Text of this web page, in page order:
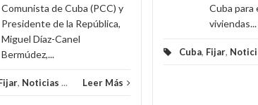
Comunista de Cuba (PCC) y
Presidente de la República,
Miguel Díaz-Canel
Bermúdez,...
, Noticias ... Leer Más
Cuba
viviendas...
Cuba, Fijar,